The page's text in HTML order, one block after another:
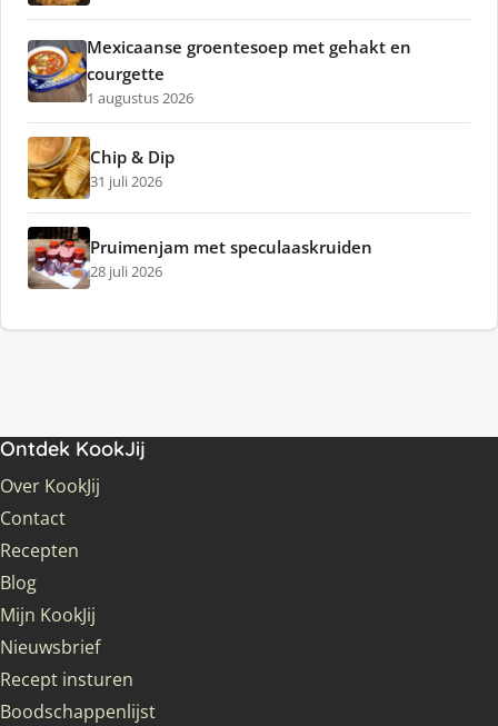
Mexicaanse groentesoep met gehakt en
courgette
1 augustus 2026
Chip & Dip
31 juli 2026
Pruimenjam met speculaaskruiden
28 juli 2026
Ontdek KookJij
Over KookJij
Contact
Recepten
Blog
Mijn KookJij
Nieuwsbrief
Recept insturen
Boodschappenlijst